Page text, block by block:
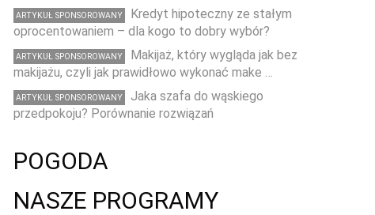
ARTYKUŁ SPONSOROWANY
Kredyt hipoteczny ze stałym
oprocentowaniem – dla kogo to dobry wybór?
ARTYKUŁ SPONSOROWANY
Makijaż, który wygląda jak bez
makijażu, czyli jak prawidłowo wykonać make …
ARTYKUŁ SPONSOROWANY
Jaka szafa do wąskiego
przedpokoju? Porównanie rozwiązań
POGODA
NASZE PROGRAMY